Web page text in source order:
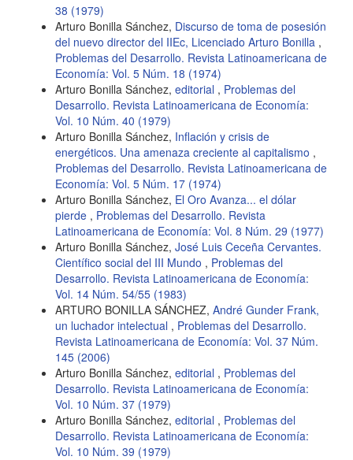
38 (1979)
Arturo Bonilla Sánchez, Discurso de toma de posesión
del nuevo director del IIEc, Licenciado Arturo Bonilla ,
Problemas del Desarrollo. Revista Latinoamericana de
Economía: Vol. 5 Núm. 18 (1974)
Arturo Bonilla Sánchez, editorial , Problemas del
Desarrollo. Revista Latinoamericana de Economía:
Vol. 10 Núm. 40 (1979)
Arturo Bonilla Sánchez, Inflación y crisis de
energéticos. Una amenaza creciente al capitalismo ,
Problemas del Desarrollo. Revista Latinoamericana de
Economía: Vol. 5 Núm. 17 (1974)
Arturo Bonilla Sánchez, El Oro Avanza... el dólar
pierde , Problemas del Desarrollo. Revista
Latinoamericana de Economía: Vol. 8 Núm. 29 (1977)
Arturo Bonilla Sánchez, José Luis Ceceña Cervantes.
Científico social del III Mundo , Problemas del
Desarrollo. Revista Latinoamericana de Economía:
Vol. 14 Núm. 54/55 (1983)
ARTURO BONILLA SÁNCHEZ, André Gunder Frank,
un luchador intelectual , Problemas del Desarrollo.
Revista Latinoamericana de Economía: Vol. 37 Núm.
145 (2006)
Arturo Bonilla Sánchez, editorial , Problemas del
Desarrollo. Revista Latinoamericana de Economía:
Vol. 10 Núm. 37 (1979)
Arturo Bonilla Sánchez, editorial , Problemas del
Desarrollo. Revista Latinoamericana de Economía:
Vol. 10 Núm. 39 (1979)